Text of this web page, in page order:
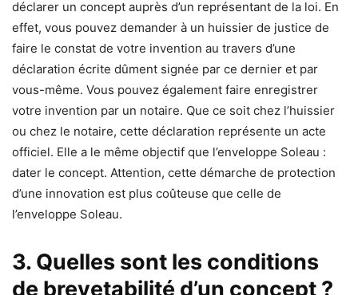
déclarer un concept auprès d’un représentant de la loi. En
effet, vous pouvez demander à un huissier de justice de
faire le constat de votre invention au travers d’une
déclaration écrite dûment signée par ce dernier et par
vous-même. Vous pouvez également faire enregistrer
votre invention par un notaire. Que ce soit chez l’huissier
ou chez le notaire, cette déclaration représente un acte
officiel. Elle a le même objectif que l’enveloppe Soleau :
dater le concept. Attention, cette démarche de protection
d’une innovation est plus coûteuse que celle de
l’enveloppe Soleau.
3. Quelles sont les conditions
de brevetabilité d’un concept ?